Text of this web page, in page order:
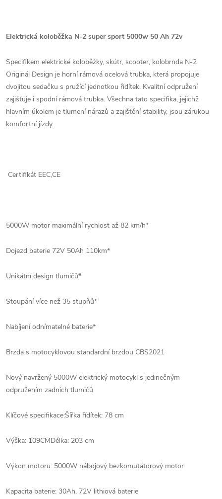
Elektrická koloběžka N-2 super sport 5000w 50 Ah 72v
Specifikem elektrické koloběžky, skútr, scooter, kolobrnda N-2
Originál Design je horní rámová ocelová trubka, která propojuje
dvojitou sedačku s pružící jednotkou řidítek. Kvalitní odpružení
zajišťuje i spodní rámová trubka. Všechna tato specifika, jejichž
hlavním úkolem je tlumení nárazů a zajištění stability, jsou zárukou
komfortní jízdy.
Certifikát EEC,CE
5000W motor maximální rychlost až 82 km/h*
Dojezd baterie 72V 50Ah 110km*
Unikátní design tlumičů*
Stoupání více než 35 stupňů*
Nabíjení odnímatelné baterie*
Brzda s motocyklovou standardní brzdou CBS2021
Nový navržený 5000W elektrický motocykl s jedinečným
odpružením zadních tlumičů
Klíčové specifikace:Šířka řídítek: 78 cm
Výška: 109CMDélka: 203 cm
Výkon motoru: 5000W nábojový bezkomutátorový motor
Kapacita baterie: 30Ah, 72V lithiová baterie